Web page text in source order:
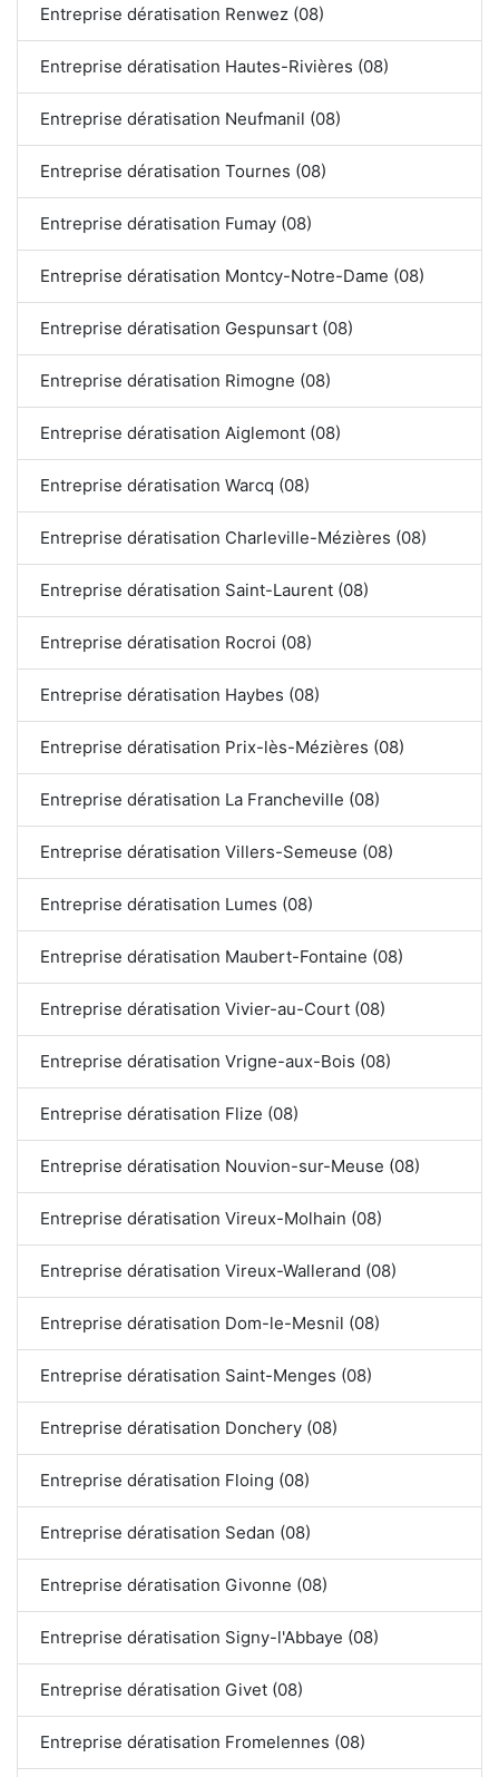
Entreprise dératisation Renwez (08)
Entreprise dératisation Hautes-Rivières (08)
Entreprise dératisation Neufmanil (08)
Entreprise dératisation Tournes (08)
Entreprise dératisation Fumay (08)
Entreprise dératisation Montcy-Notre-Dame (08)
Entreprise dératisation Gespunsart (08)
Entreprise dératisation Rimogne (08)
Entreprise dératisation Aiglemont (08)
Entreprise dératisation Warcq (08)
Entreprise dératisation Charleville-Mézières (08)
Entreprise dératisation Saint-Laurent (08)
Entreprise dératisation Rocroi (08)
Entreprise dératisation Haybes (08)
Entreprise dératisation Prix-lès-Mézières (08)
Entreprise dératisation La Francheville (08)
Entreprise dératisation Villers-Semeuse (08)
Entreprise dératisation Lumes (08)
Entreprise dératisation Maubert-Fontaine (08)
Entreprise dératisation Vivier-au-Court (08)
Entreprise dératisation Vrigne-aux-Bois (08)
Entreprise dératisation Flize (08)
Entreprise dératisation Nouvion-sur-Meuse (08)
Entreprise dératisation Vireux-Molhain (08)
Entreprise dératisation Vireux-Wallerand (08)
Entreprise dératisation Dom-le-Mesnil (08)
Entreprise dératisation Saint-Menges (08)
Entreprise dératisation Donchery (08)
Entreprise dératisation Floing (08)
Entreprise dératisation Sedan (08)
Entreprise dératisation Givonne (08)
Entreprise dératisation Signy-l'Abbaye (08)
Entreprise dératisation Givet (08)
Entreprise dératisation Fromelennes (08)